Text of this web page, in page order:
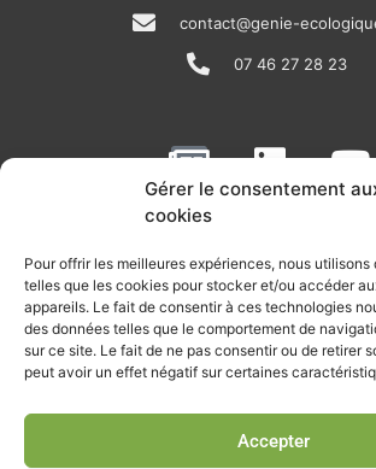
Gérer le consentement
cookies
Pour offrir les meilleures expériences, nous
telles que les cookies pour stocker et/ou accéder
appareils. Le fait de consentir à ces technologies
des données telles que le comportement de
sur ce site. Le fait de ne pas consentir ou de retirer
peut avoir un effet négatif sur certaines
Accepter
contact@genie-
07 46 27 28 23
N
e
w
s
p
a
p
L
i
k
e
d
i
Y
o
t
u
b
e
Retrouvez tous les mois les articles terrain de
rendez-vous importants de la filière, nos
d’emplois…
Je m'abonne à la lettre d'info